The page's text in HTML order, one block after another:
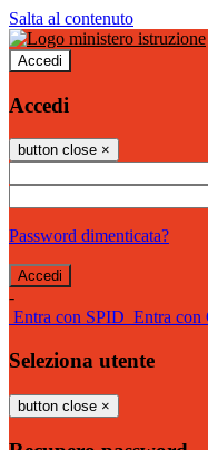
Salta al contenuto
Accedi
Accedi
button close ×
Password dimenticata?
-
Entra con SPID Entra con
Seleziona utente
button close ×